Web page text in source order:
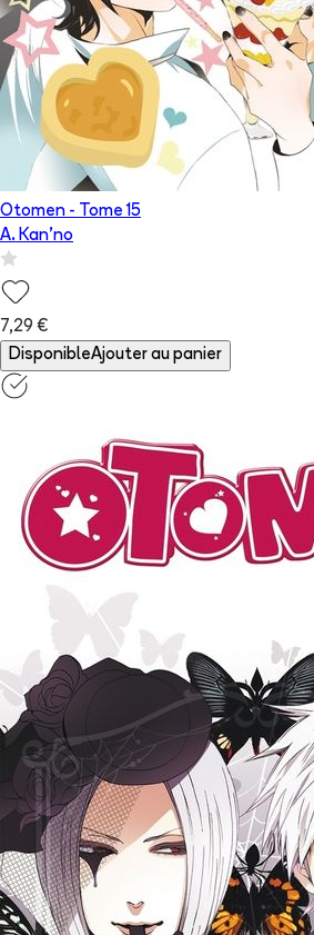
Otomen - Tome 15
A. Kan'no
7,29 €
DisponibleAjouter au panier